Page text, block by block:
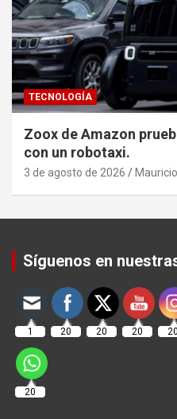
TECNOLOGÍA
Zoox de Amazon
con un robotaxi.
3 de agosto de 2026
Síguenos en
1 20 20 20 20
20